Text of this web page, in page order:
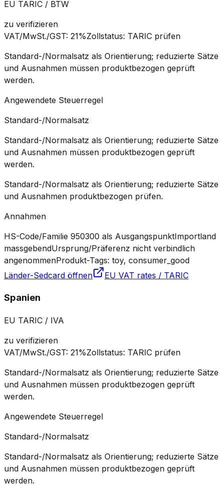
EU TARIC / BTW
zu verifizieren
VAT/MwSt./GST: 21%Zollstatus: TARIC prüfen
Standard-/Normalsatz als Orientierung; reduzierte Sätze
und Ausnahmen müssen produktbezogen geprüft
werden.
Angewendete Steuerregel
Standard-/Normalsatz
Standard-/Normalsatz als Orientierung; reduzierte Sätze
und Ausnahmen müssen produktbezogen geprüft
werden.
Standard-/Normalsatz als Orientierung; reduzierte Sätze
und Ausnahmen produktbezogen prüfen.
Annahmen
HS-Code/Familie 950300 als AusgangspunktImportland
massgebendUrsprung/Präferenz nicht verbindlich
angenommenProdukt-Tags: toy, consumer_good
Länder-Sedcard öffnen
EU VAT rates / TARIC
Spanien
EU TARIC / IVA
zu verifizieren
VAT/MwSt./GST: 21%Zollstatus: TARIC prüfen
Standard-/Normalsatz als Orientierung; reduzierte Sätze
und Ausnahmen müssen produktbezogen geprüft
werden.
Angewendete Steuerregel
Standard-/Normalsatz
Standard-/Normalsatz als Orientierung; reduzierte Sätze
und Ausnahmen müssen produktbezogen geprüft
werden.